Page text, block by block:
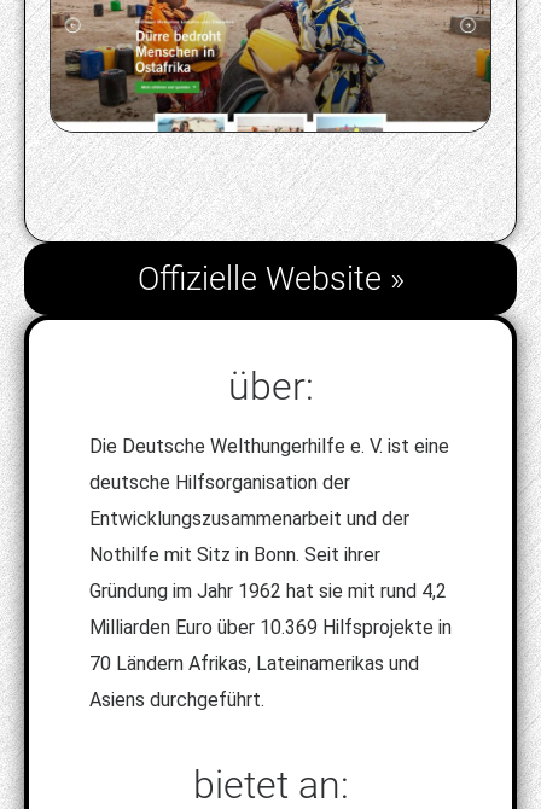
Offizielle Website »
über:
Die Deutsche Welthungerhilfe e. V. ist eine
deutsche Hilfsorganisation der
Entwicklungszusammenarbeit und der
Nothilfe mit Sitz in Bonn. Seit ihrer
Gründung im Jahr 1962 hat sie mit rund 4,2
Milliarden Euro über 10.369 Hilfsprojekte in
70 Ländern Afrikas, Lateinamerikas und
Asiens durchgeführt.
bietet an: